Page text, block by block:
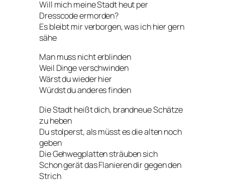
Will mich meine Stadt heut per
Dresscode ermorden?
Es bleibt mir verborgen, was ich hier gern
sähe
Man muss nicht erblinden
Weil Dinge verschwinden
Wärst du wieder hier
Würdst du anderes finden
Die Stadt heißt dich, brandneue Schätze
zu heben
Du stolperst, als müsst es die alten noch
geben
Die Gehwegplatten sträuben sich
Schon gerät das Flanieren dir gegen den
Strich